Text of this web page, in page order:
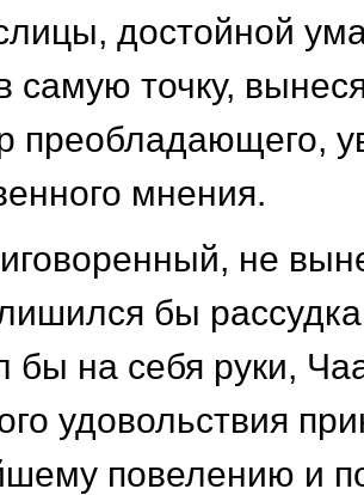
достойной
самую точку,
преобладающего,
мнения.
не
бы
бы на себя руки,
удовольствия
повелению и